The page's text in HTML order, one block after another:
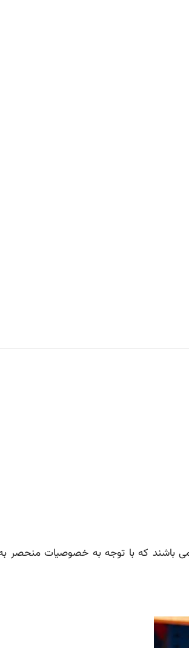
می باشند که با توجه به خصوصیات منحصر